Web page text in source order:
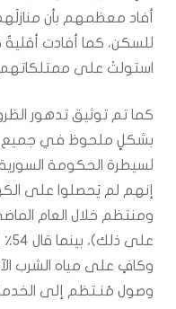
أفاد معظمهم بأن
للسكن، كما أفادت أقليةٌ
استولتْ على
كما تم توثيق تدهور
بشكلٍ ملحوظ في جميع
إنهم لم يَحصلوا على
وصول مُنـتظم إلى